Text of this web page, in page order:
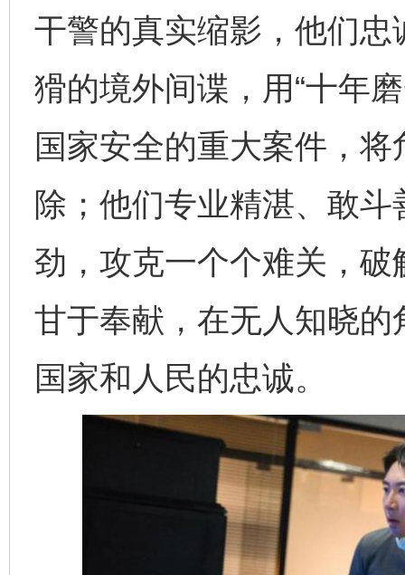
干警的真实缩影，他们
猾的境外间谍，用“十年
国家安全的重大案件，将
除；他们专业精湛、敢斗
劲，攻克一个个难关，
甘于奉献，在无人知晓
国家和人民的忠诚。